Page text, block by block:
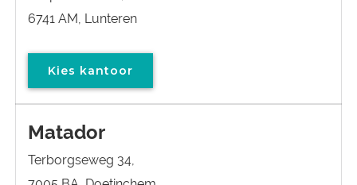
6741 AM, Lunteren
Kies kantoor
Matador
Terborgseweg 34,